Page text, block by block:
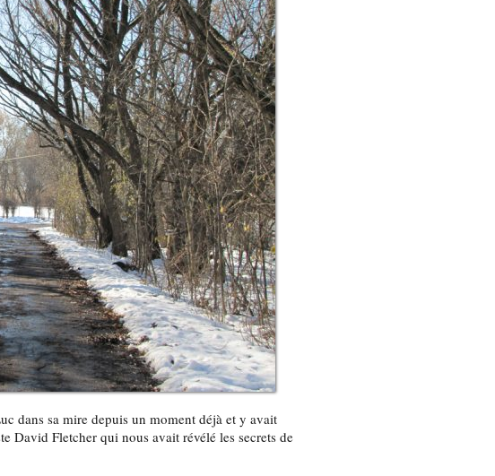
dans sa mire depuis un moment déjà et y avait
David Fletcher qui nous avait révélé les secrets de